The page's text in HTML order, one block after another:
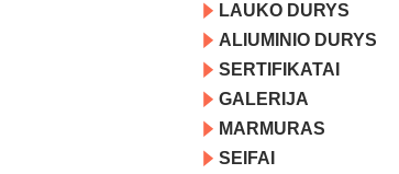
LAUKO DURYS
ALIUMINIO DURYS
SERTIFIKATAI
GALERIJA
MARMURAS
SEIFAI